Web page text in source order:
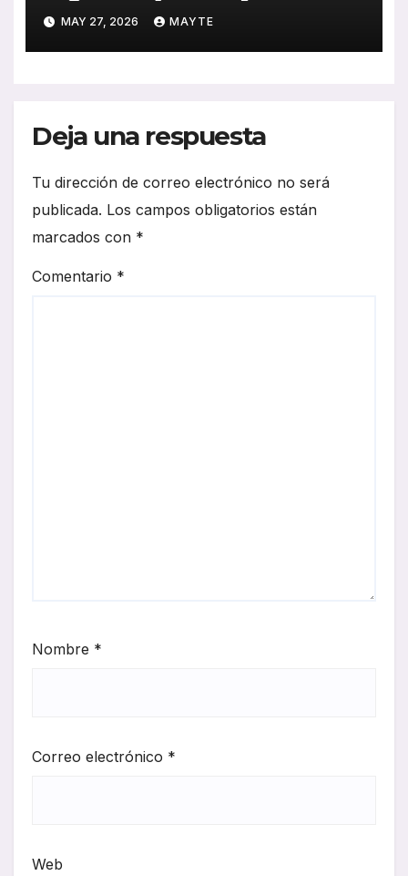
de costes para sostener el
modelo concesional del
autobús
MAY 27, 2026 MAYTE
Deja una respuesta
Tu dirección de correo electrónico no será
publicada. Los campos obligatorios están
marcados con *
Comentario *
Nombre *
Correo electrónico *
Web